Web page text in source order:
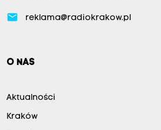
email reklama@radiokrakow.pl
O NAS
Aktualności
Kraków